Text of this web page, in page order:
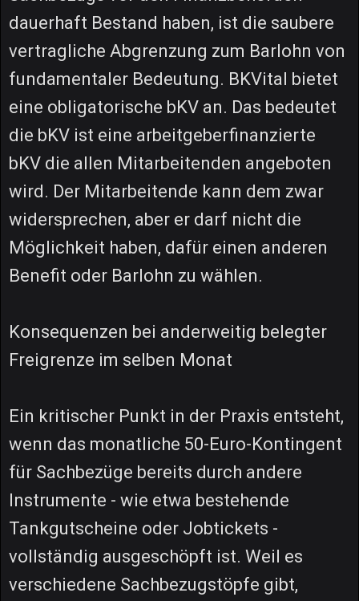
dauerhaft Bestand haben, ist die saubere
vertragliche Abgrenzung zum Barlohn von
fundamentaler Bedeutung. BKVital bietet
eine obligatorische bKV an. Das bedeutet
die bKV ist eine arbeitgeberfinanzierte
bKV die allen Mitarbeitenden angeboten
wird. Der Mitarbeitende kann dem zwar
widersprechen, aber er darf nicht die
Möglichkeit haben, dafür einen anderen
Benefit oder Barlohn zu wählen.
Konsequenzen bei anderweitig belegter
Freigrenze im selben Monat
Ein kritischer Punkt in der Praxis entsteht,
wenn das monatliche 50-Euro-Kontingent
für Sachbezüge bereits durch andere
Instrumente - wie etwa bestehende
Tankgutscheine oder Jobtickets -
vollständig ausgeschöpft ist. Weil es
verschiedene Sachbezugstöpfe gibt,